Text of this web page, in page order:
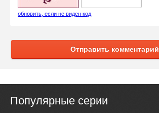
обновить, если не виден код
Отправить комментарий
Популярные серии